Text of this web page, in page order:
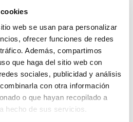
web se usan para personalizar
ofrecer funciones de redes
Además, compartimos
que haga del sitio web con
sociales, publicidad y análisis
con otra información
o que hayan recopilado a
hecho de sus servicios.